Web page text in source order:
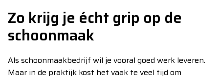
Zo krijg je écht grip op de
schoonmaak
Als schoonmaakbedrijf wil je vooral goed werk leveren.
Maar in de praktijk kost het vaak te veel tijd om